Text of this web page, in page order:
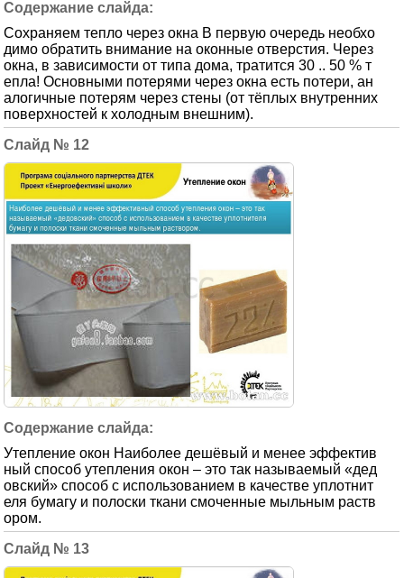
Сохраняем тепло через окна В первую очередь необхо
димо обратить внимание на оконные отверстия. Через
окна, в зависимости от типа дома, тратится 30 .. 50 % т
епла! Основными потерями через окна есть потери, ан
алогичные потерям через стены (от тёплых внутренних
поверхностей к холодным внешним).
12
Утепление окон Наиболее дешёвый и менее эффектив
ный способ утепления окон – это так называемый «дед
овский» способ с использованием в качестве уплотнит
еля бумагу и полоски ткани смоченные мыльным раств
ором.
13